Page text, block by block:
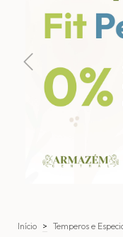
Início > Temperos e